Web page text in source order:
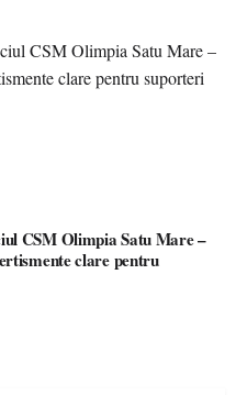
CSM Olimpia Satu Mare –
clare pentru